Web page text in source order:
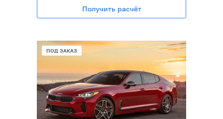
Получить расчёт
В НАЛИЧИИ
ПОД ЗАКАЗ